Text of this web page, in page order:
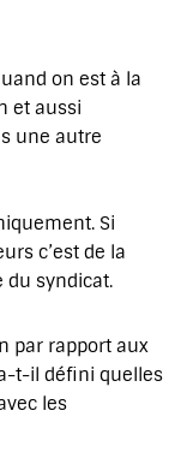
on est à la
et aussi
une autre
Si
c’est de la
du syndicat.
par rapport aux
t-il défini quelles
les